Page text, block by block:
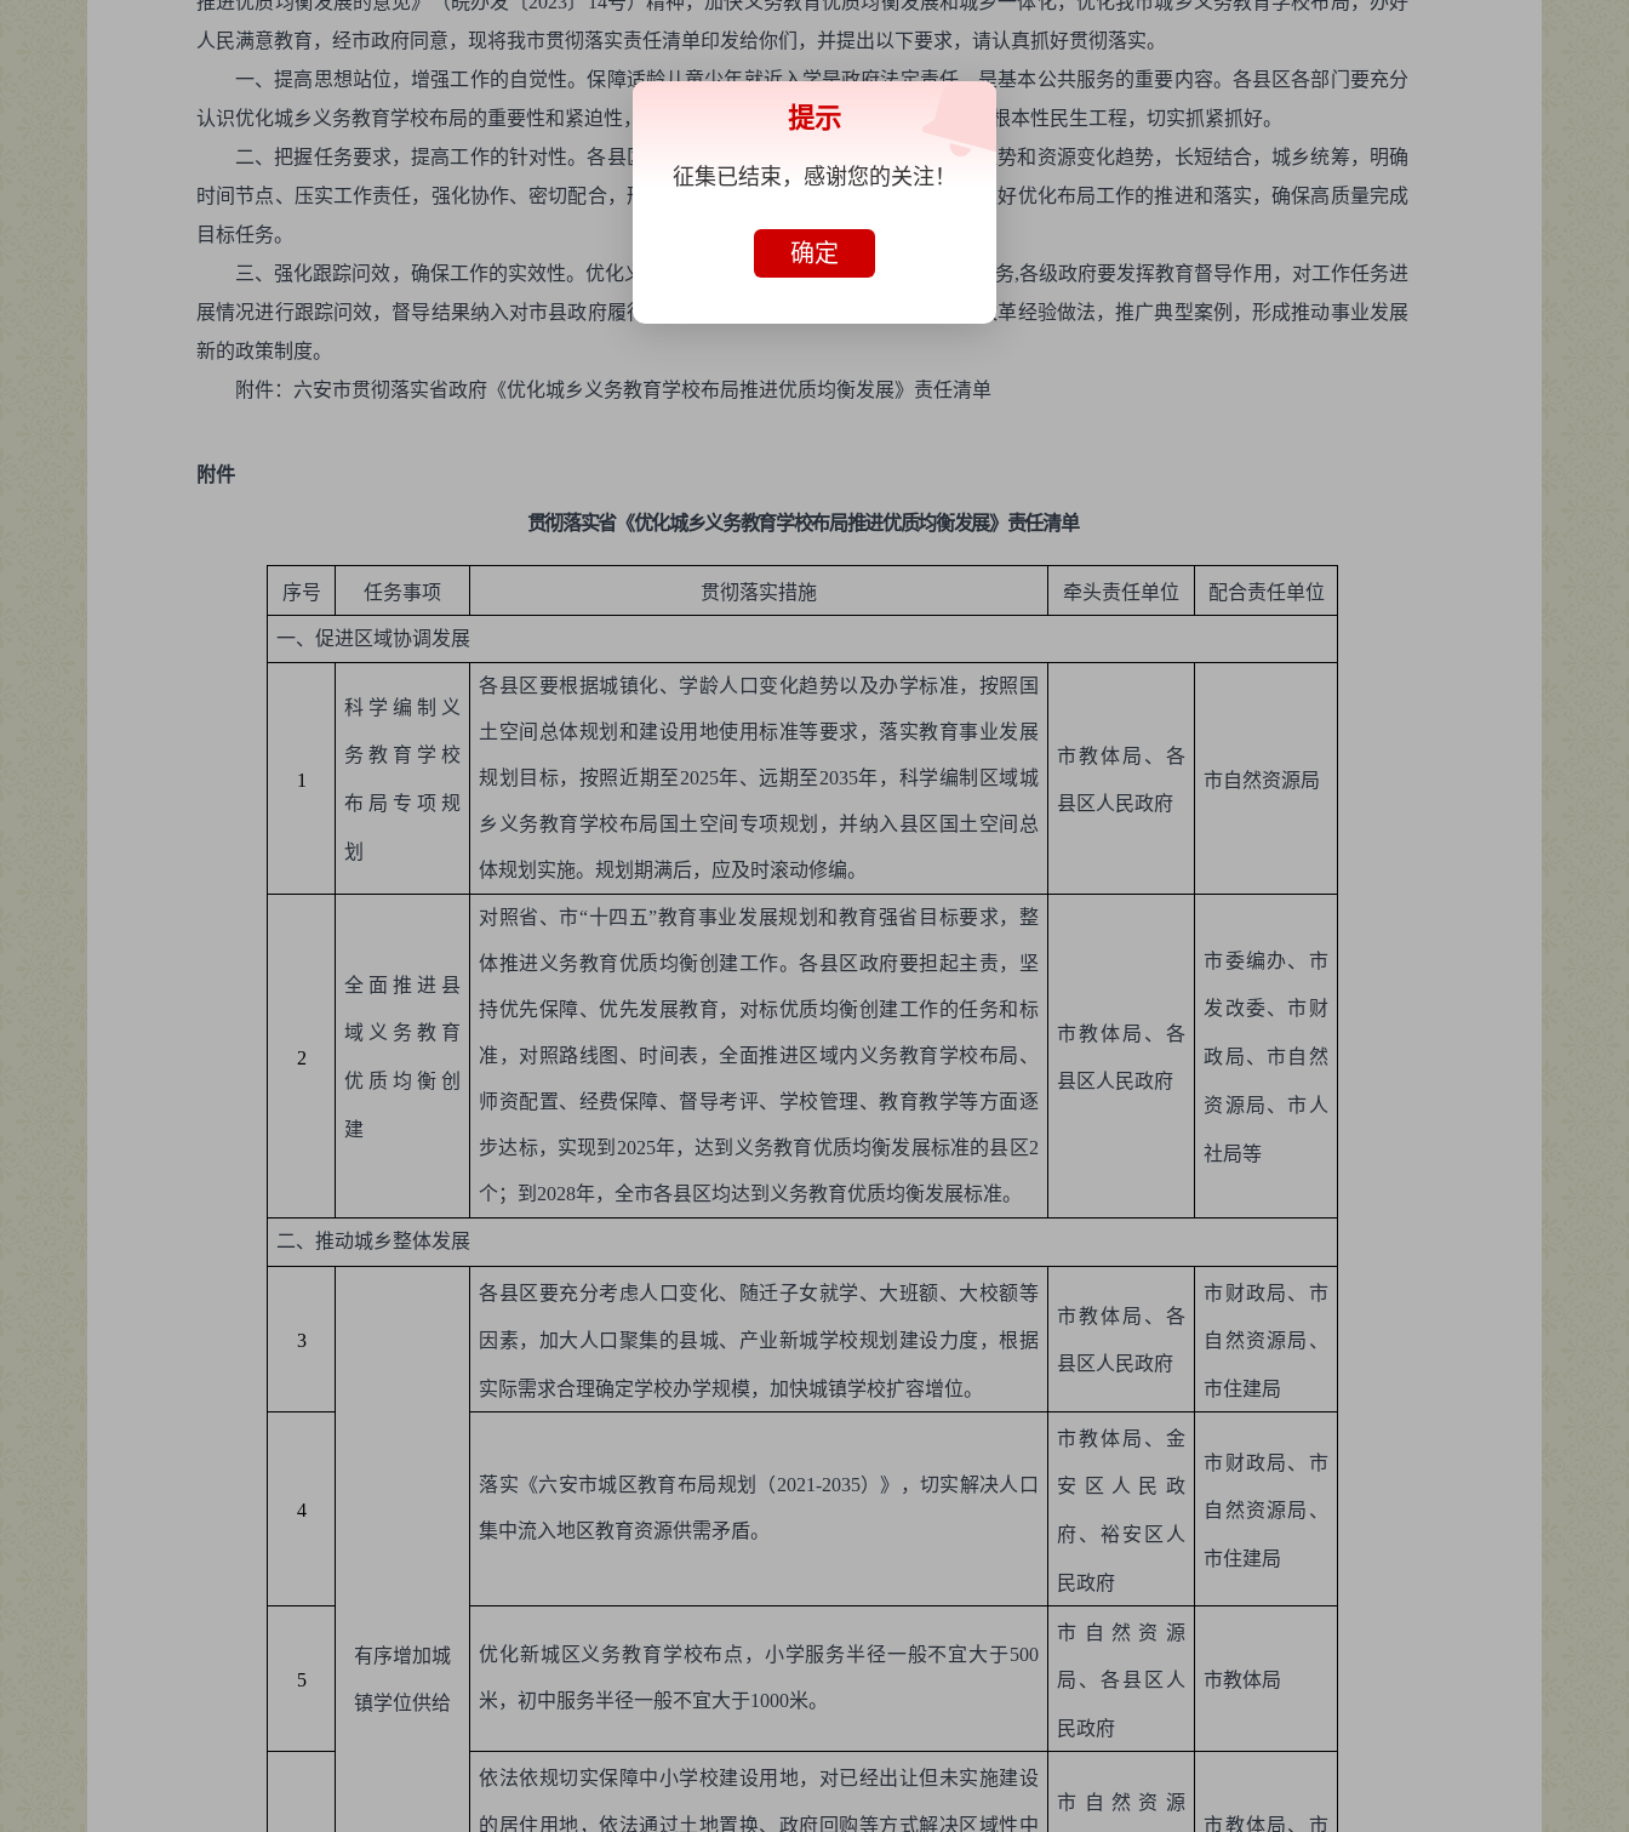
人民满意教育，经市政府同意，现将我市贯彻落实责任清单印发给你们，并提出以下要求，请认真抓好贯彻落实。
一、提高思想站位，增强工作的自觉性。保障适龄儿童少年就近入学是政府法定责任，是基本公共服务的重要内容。各县区各部门要充分
认识优化城乡义务教育学校布局的重要性和紧迫性，把优化布局工作作为一项重大政治任务和根本性民生工程，切实抓紧抓好。
二、把握任务要求，提高工作的针对性。各县区各部门要立足实际，认真研判人口发展趋势和资源变化趋势，长短结合，城乡统筹，明确
时间节点、压实工作责任，强化协作、密切配合，形成工作合力。切实提高工作的针对性，抓好优化布局工作的推进和落实，确保高质量完成
目标任务。
三、强化跟踪问效，确保工作的实效性。优化义务教育学校布局工作是一项系统长期的任务,各级政府要发挥教育督导作用，对工作任务进
展情况进行跟踪问效，督导结果纳入对市县政府履行教育职责评价内容。各县区要及时总结改革经验做法，推广典型案例，形成推动事业发展
新的政策制度。
附件：六安市贯彻落实省政府《优化城乡义务教育学校布局推进优质均衡发展》责任清单
附件
贯彻落实省《优化城乡义务教育学校布局推进优质均衡发展》 责任清单
序号 任务事项 贯彻落实措施 牵头责任单位 配合责任单位
一、促进区域协调发展
1
科学编制义
务教育学校
布局专项规
划
各县区要根据城镇化、学龄人口变化趋势以及办学标准，按照国
土空间总体规划和建设用地使用标准等要求，落实教育事业发展
规划目标，按照近期至2025年、远期至2035年，科学编制区域城
乡义务教育学校布局国土空间专项规划，并纳入县区国土空间总
体规划实施。规划期满后，应及时滚动修编。
市教体局、各
县区人民政府
市自然资源局
2
全面推进县
域义务教育
优质均衡创
建
对照省、市“十四五”教育事业发展规划和教育强省目标要求，整
体推进义务教育优质均衡创建工作。各县区政府要担起主责，坚
持优先保障、优先发展教育，对标优质均衡创建工作的任务和标
准，对照路线图、时间表，全面推进区域内义务教育学校布局、
师资配置、经费保障、督导考评、学校管理、教育教学等方面逐
步达标，实现到 2025年，达到义务教育优质均衡发展标准的县区 2
个；到 2028年，全市各县区均达到义务教育优质均衡发展标准。
市教体局、各
县区人民政府
市委编办、市
发改委、市财
政局、市自然
资源局、市人
社局等
二、推动城乡整体发展
3
有序增加城
镇学位供给
各县区要充分考虑人口变化、随迁子女就学、大班额、大校额等
因素，加大人口聚集的县城、产业新城学校规划建设力度，根据
实际需求合理确定学校办学规模，加快城镇学校扩容增位。
市教体局、各
县区人民政府
市财政局、市
自然资源局、
市住建局
4
落实《六安市城区教育布局规划（2021-2035）》，切实解决人口
集中流入地区教育资源供需矛盾。
市教体局、金
安区人民政
府、裕安区人
民政府
市财政局、市
自然资源局、
市住建局
5
优化新城区义务教育学校布点，小学服务半径一般不宜大于500
米，初中服务半径一般不宜大于1000米。
市自然资源
局、各县区人
民政府
市教体局
依法依规切实保障中小学校建设用地，对已经出让但未实施建设
的居住用地，依法通过土地置换、政府回购等方式解决区域性中
市自然资源
市教体局、市
提示
征集已结束，感谢您的关注！
确定